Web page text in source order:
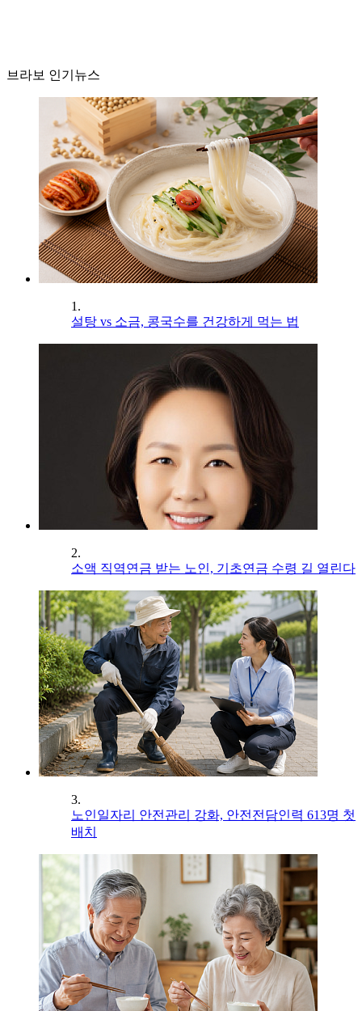
브라보 인기뉴스
1.
설탕 vs 소금, 콩국수를 건강하게 먹는 법
2.
소액 직역연금 받는 노인, 기초연금 수령 길 열린다
3.
노인일자리 안전관리 강화, 안전전담인력 613명 첫
배치